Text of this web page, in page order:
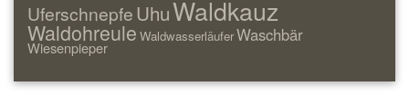
UferschnepfeUhuWaldkauz
Waldohreule WaldwasserläuferWaschbär
Wiesenpieper